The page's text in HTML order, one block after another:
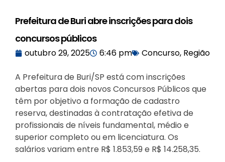
Prefeitura de Buri abre inscrições para dois
concursos públicos
outubro 29, 2025 6:46 pm Concurso, Região
A Prefeitura de Buri/SP está com inscrições
abertas para dois novos Concursos Públicos que
têm por objetivo a formação de cadastro
reserva, destinadas à contratação efetiva de
profissionais de níveis fundamental, médio e
superior completo ou em licenciatura. Os
salários variam entre R$ 1.853,59 e R$ 14.258,35.